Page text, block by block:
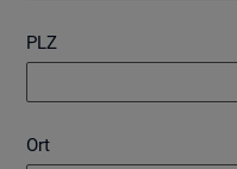
PLZ
Ort